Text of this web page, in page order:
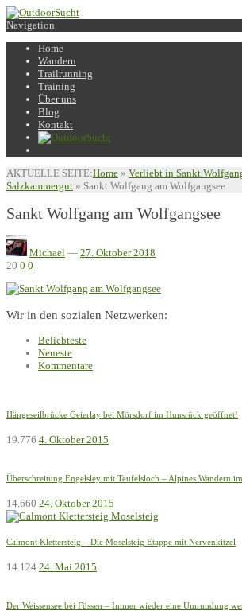
Navigation
Home
Wandern
Trailrunning
Training
Über uns
Blog
Kontakt
AKTUELLE SEITE:Home » Verliebt in Sankt
Salzkammergut » Sankt Wolfgang am Wolfgangsee
Sankt Wolfgang am Wolfgangsee
Michael — 27. Oktober 2018
20 0 0
Wir in den sozialen Netzwerken:
Beliebteste
Neueste
Kommentare
Hängeseilbrücke Geierlay bei Mörsdorf im Hunsrück geöffnet!
19.776 4. Oktober 2015
Überschreitung Engelsley mit Teufelsloch – Alpines Wandern
14.660 24. Oktober 2015
Calmont Klettersteig – Die Moselsteig Etappe mit Nervenkitzel
14.124 24. Mai 2015
Der Weissensee bei Füssen – Immer wieder eine Umrundung